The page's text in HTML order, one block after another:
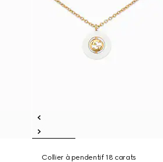
Collier à pendentif 18 carats